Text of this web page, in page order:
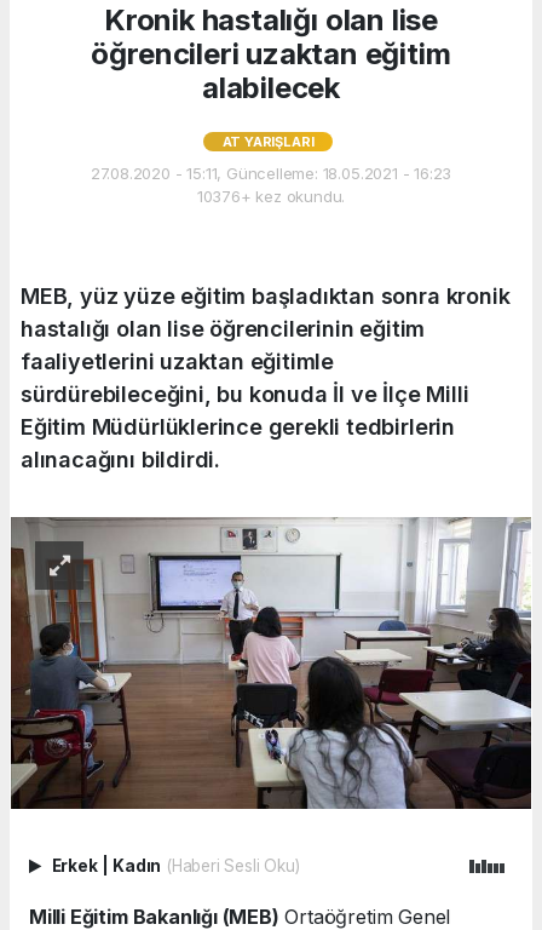
Kronik hastalığı olan lise
öğrencileri uzaktan eğitim
alabilecek
AT YARIŞLARI
27.08.2020 - 15:11, Güncelleme: 18.05.2021 - 16:23
10376+ kez okundu.
MEB, yüz yüze eğitim başladıktan sonra kronik
hastalığı olan lise öğrencilerinin eğitim
faaliyetlerini uzaktan eğitimle
sürdürebileceğini, bu konuda İl ve İlçe Milli
Eğitim Müdürlüklerince gerekli tedbirlerin
alınacağını bildirdi.
Erkek Kadın (Haberi Sesli Oku)
Milli Eğitim Bakanlığı (MEB) Ortaöğretim Genel